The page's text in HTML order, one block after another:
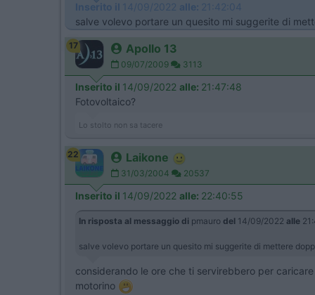
Inserito il 14/09/2022 alle: 21:42:04
salve volevo portare un quesito mi suggerite di
17 Apollo 13
09/07/2009 3113
Inserito il 14/09/2022 alle: 21:47:48
Fotovoltaico?
Lo stolto non sa tacere
22 Laikone
31/03/2004 20537
Inserito il 14/09/2022 alle: 22:40:55
In risposta al messaggio di pmauro del 14/09/2022 alle
salve volevo portare un quesito mi suggerite di mettere
considerando le ore che ti servirebbero per
motorino